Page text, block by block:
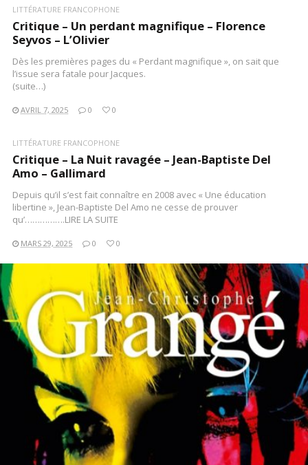
LITTÉRATURE FRANCOPHONE
Critique – Un perdant magnifique – Florence
Seyvos – L’Olivier
Dès les premières pages du « Perdant magnifique », on sait que
l’issue sera fatale pour Jacques.
(suite…)
AVRIL 7, 2025 0 0
LITTÉRATURE FRANCOPHONE
Critique – La Nuit ravagée – Jean-Baptiste Del
Amo – Gallimard
Depuis qu’il s’est fait connaître en 2008 avec « Une éducation
libertine », Jean-Baptiste Del Amo ne cesse de prouver
qu’…………….LIRE LA SUITE
MARS 29, 2025 0 0